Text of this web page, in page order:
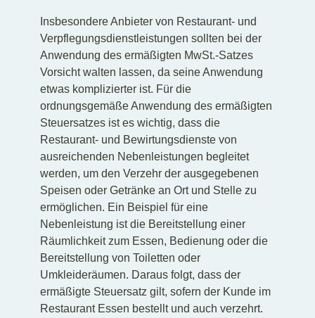
Insbesondere Anbieter von Restaurant- und
Verpflegungsdienstleistungen sollten bei der
Anwendung des ermäßigten MwSt.-Satzes
Vorsicht walten lassen, da seine Anwendung
etwas komplizierter ist. Für die
ordnungsgemäße Anwendung des ermäßigten
Steuersatzes ist es wichtig, dass die
Restaurant- und Bewirtungsdienste von
ausreichenden Nebenleistungen begleitet
werden, um den Verzehr der ausgegebenen
Speisen oder Getränke an Ort und Stelle zu
ermöglichen. Ein Beispiel für eine
Nebenleistung ist die Bereitstellung einer
Räumlichkeit zum Essen, Bedienung oder die
Bereitstellung von Toiletten oder
Umkleideräumen. Daraus folgt, dass der
ermäßigte Steuersatz gilt, sofern der Kunde im
Restaurant Essen bestellt und auch verzehrt.